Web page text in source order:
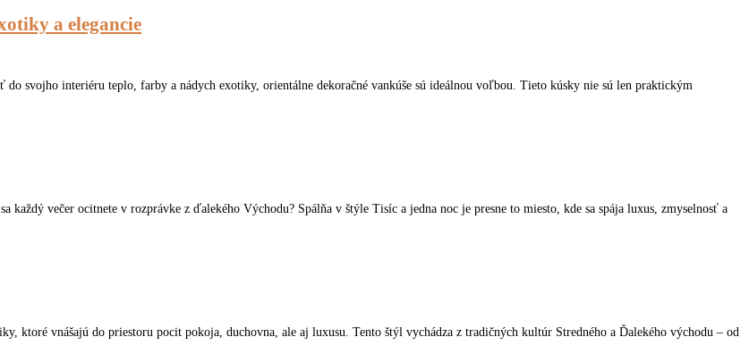
a elegancie
svojho interiéru teplo, farby a nádych exotiky, orientálne dekoračné vankúše sú ideálnou voľbou. Tieto kúsky nie sú len praktickým
každý večer ocitnete v rozprávke z ďalekého Východu? Spálňa v štýle Tisíc a jedna noc je presne to miesto, kde sa spája luxus, zmyselnosť a
vnášajú do priestoru pocit pokoja, duchovna, ale aj luxusu. Tento štýl vychádza z tradičných kultúr Stredného a Ďalekého východu – od